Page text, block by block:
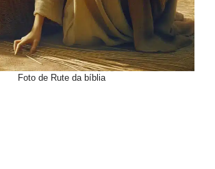
Foto de Rute da bíblia